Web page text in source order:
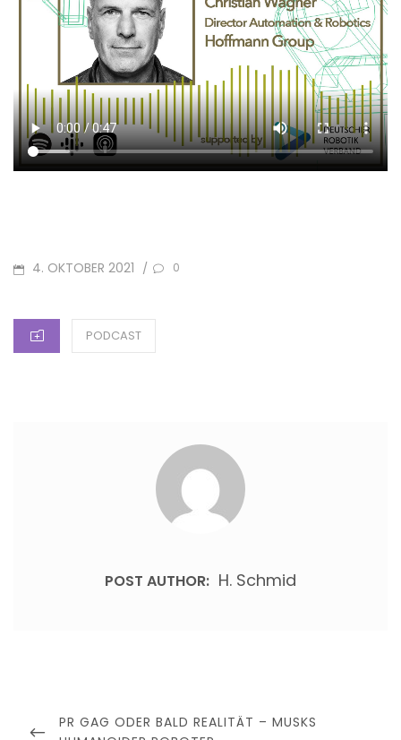
POSTED
4. OKTOBER 2021 / 0
CATEGORIES
PODCAST
POST AUTHOR: H. Schmid
PREVIOUS
PR GAG ODER BALD REALITÄT – MUSKS